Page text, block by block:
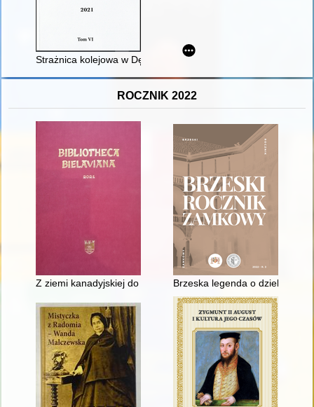
Strażnica kolejowa w Dębicy nad Wisłoką w austro-
ROCZNIK 2022
Z ziemi kanadyjskiej do ziemi bielawskiej : wspomnienie o
Brzeska legenda o dzielnej